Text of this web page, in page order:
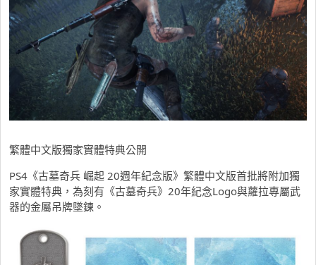
繁體中文版獨家實體特典公開
PS4《古墓奇兵 崛起 20週年紀念版》繁體中文版首批將附加獨
家實體特典，為刻有《古墓奇兵》20年紀念Logo與蘿拉專屬武
器的金屬吊牌墜鍊。